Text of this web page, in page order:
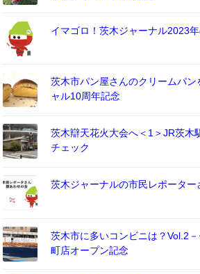
イマゴロ！茨木ジャーナル2023
茨木市パン屋さんのクリームパ
ャル10周年記念
茨木辯天花火大会へ＜1＞JR茨木
チェック
茨木ジャーナルの市民レポーター
茨木市に多いコンビニは？Vol.2
町店オープン記念